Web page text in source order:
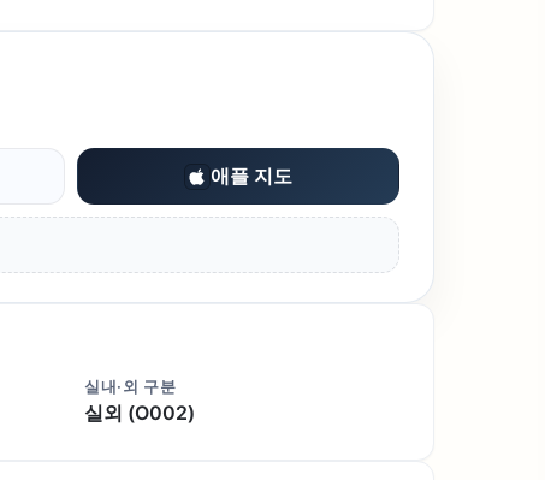
애플 지도
실내·외 구분
실외 (O002)